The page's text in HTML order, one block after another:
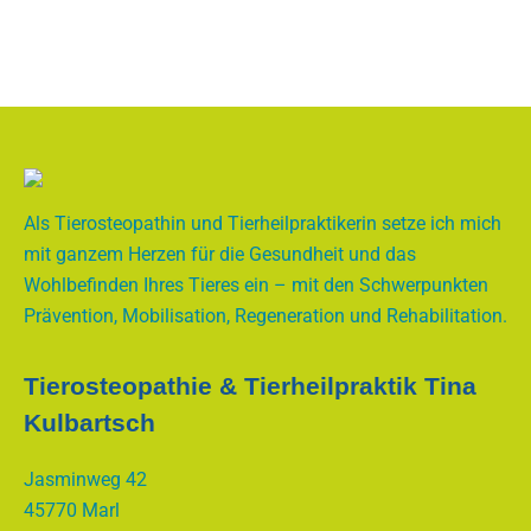
Als Tierosteopathin und Tierheilpraktikerin setze ich mich
mit ganzem Herzen für die Gesundheit und das
Wohlbefinden Ihres Tieres ein – mit den Schwerpunkten
Prävention, Mobilisation, Regeneration und Rehabilitation.
Tierosteopathie & Tierheilpraktik Tina
Kulbartsch
Jasminweg 42
45770 Marl